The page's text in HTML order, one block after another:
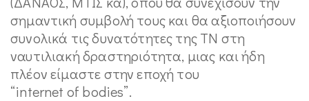
σημαντική συμβολή τους και θα αξιοποιήσουν
συνολικά τις δυνατότητες της ΤΝ στη
ναυτιλιακή δραστηριότητα, μιας και ήδη
πλέον είμαστε στην εποχή του
“internet of bodies”.